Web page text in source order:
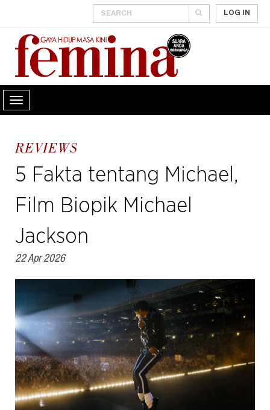
LOG IN
REVIEWS
5 Fakta tentang Michael,
Film Biopik Michael
Jackson
22 Apr 2026